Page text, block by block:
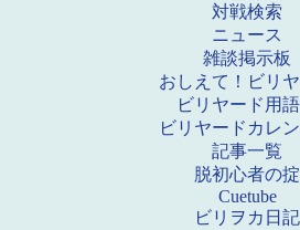
対戦検索
ニュース
雑談掲示板
おしえて！ビリ
ビリヤード用
ビリヤードカレ
記事一覧
脱初心者の掟
Cuetube
ビリヲカ日記